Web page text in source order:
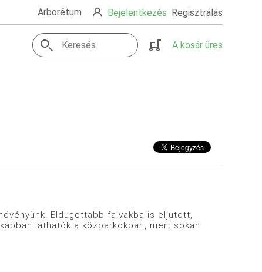
Arborétum Bejelentkezés Regisztrálás
A kosár üres
Eldugottabb falvakba is eljutott,
láthatók a közparkokban, mert sokan